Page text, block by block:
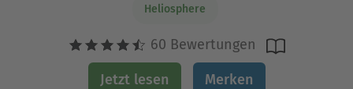
Heliosphere
60 Bewertungen
Jetzt lesen Merken